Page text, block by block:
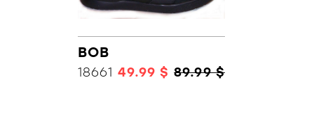
BOB
18661 49.99 $ 89.99 $